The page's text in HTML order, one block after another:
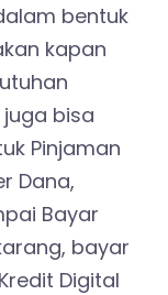
bentuk
kapan
bisa
Pinjaman
Dana,
Bayar
bayar
Digital